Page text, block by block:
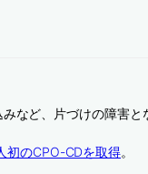
など、片づけの障害と
初のCPO-CDを取得。